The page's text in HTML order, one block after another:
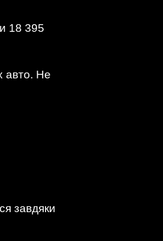
18 395
авто. Не
завдяки